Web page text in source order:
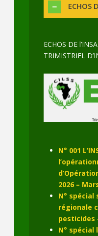
ECHOS
ECHOS DE
TRIMISTRIEL
N° 001
2026 –
N°
régionale
pesticides
N°